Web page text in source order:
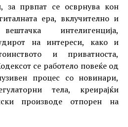
за првпат се осврнува кон
ера, вклучително и
интелигенција,
на интереси, како и
и приватноста,
се работело повеќе од
процес со новинари,
тела, креирајќи
производе отпорен на